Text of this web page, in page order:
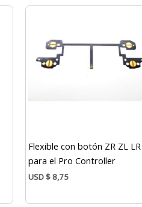
Flexible con botón ZR ZL LR
para el Pro Controller
USD$8,75